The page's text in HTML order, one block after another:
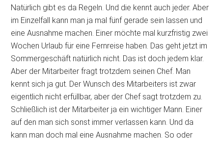
Natürlich gibt es da Regeln. Und die kennt auch jeder. Aber
im Einzelfall kann man ja mal fünf gerade sein lassen und
eine Ausnahme machen. Einer möchte mal kurzfristig zwei
Wochen Urlaub für eine Fernreise haben. Das geht jetzt im
Sommergeschäft natürlich nicht. Das ist doch jedem klar.
Aber der Mitarbeiter fragt trotzdem seinen Chef. Man
kennt sich ja gut. Der Wunsch des Mitarbeiters ist zwar
eigentlich nicht erfüllbar, aber der Chef sagt trotzdem zu.
Schließlich ist der Mitarbeiter ja ein wichtiger Mann. Einer
auf den man sich sonst immer verlassen kann. Und da
kann man doch mal eine Ausnahme machen. So oder